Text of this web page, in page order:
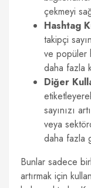
çekmeyi
Hashtag
takipçi
ve popüler
daha fazla
Diğer
sayınızı
veya
daha fazla
Bunlar sadece
artırmak için